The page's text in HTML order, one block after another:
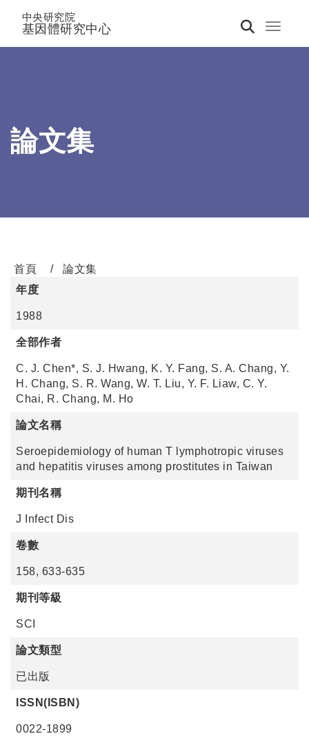
Toggle
中央研究院
基因體研究中心
論文集
首頁
論文集
年度
1988
全部作者
C. J. Chen*, S. J. Hwang, K. Y. Fang, S. A. Chang, Y.
H. Chang, S. R. Wang, W. T. Liu, Y. F. Liaw, C. Y.
Chai, R. Chang, M. Ho
論文名稱
Seroepidemiology of human T lymphotropic viruses
and hepatitis viruses among prostitutes in Taiwan
期刊名稱
J Infect Dis
卷數
158, 633-635
期刊等級
SCI
論文類型
已出版
ISSN(ISBN)
0022-1899